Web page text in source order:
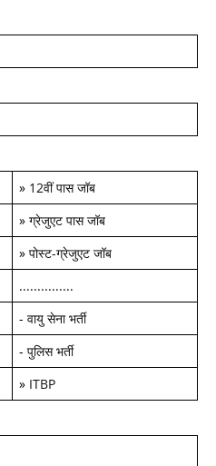
» 12वीं पास जॉब
» ग्रेजुएट पास जॉब
» पोस्ट-ग्रेजुएट जॉब
...............
- वायु सेना भर्ती
- पुलिस भर्ती
» ITBP